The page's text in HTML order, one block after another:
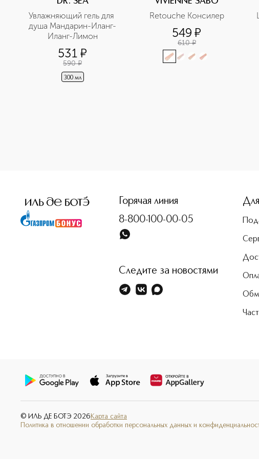
Увлажняющий гель для
душа Мандарин-Иланг-
Иланг-Лимон
531 ¤
590 ¤
300 мл
Retouche Консилер
549 ¤
610 ¤
Горячая линия
8-800-100-00-05
Следите за новостями
© ИЛЬ ДЕ БОТЭ 2026 Карта сайта
Политика в отношении обработки персональных данных и